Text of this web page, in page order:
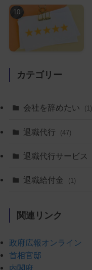
カテゴリー
会社を辞めたい (1)
退職代行 (47)
退職代行サービス
退職給付金 (1)
関連リンク
政府広報オンライン
首相官邸
内閣府